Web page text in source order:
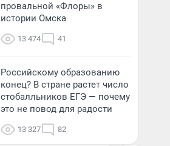
провальной «Флоры» в
истории Омска
13 474 41
Российскому образованию
конец? В стране растет число
стобалльников ЕГЭ — почему
это не повод для радости
13 327 82